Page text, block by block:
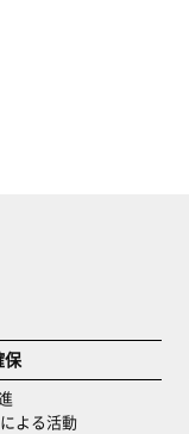
保
よる活動